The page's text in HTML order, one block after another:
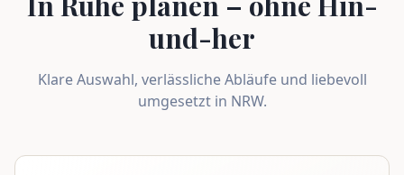
und-her
Klare Auswahl, verlässliche Abläufe und liebevoll
umgesetzt in NRW.